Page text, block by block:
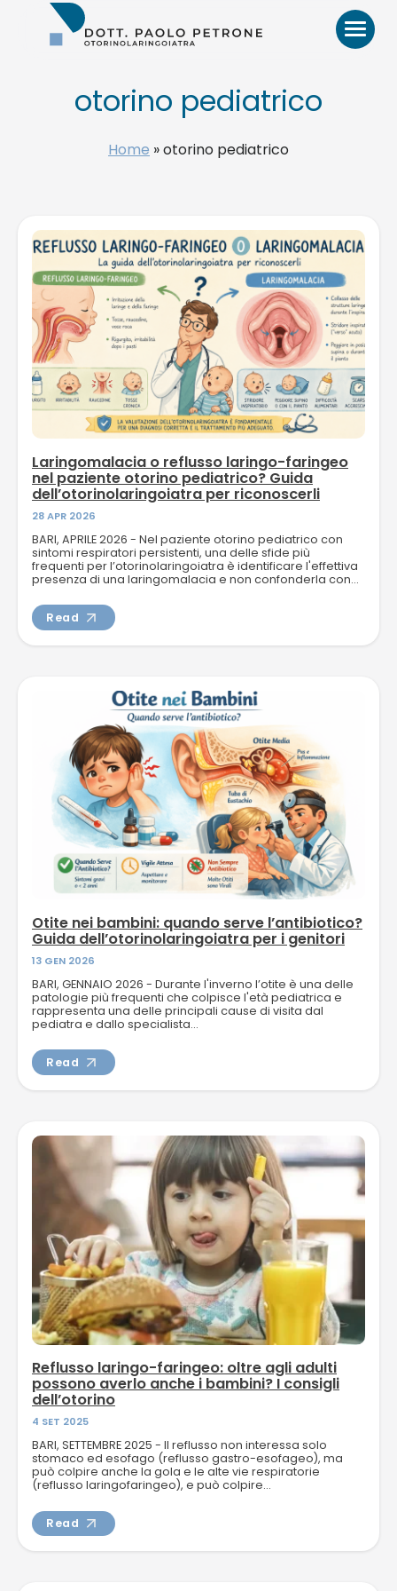
Otorino
Petrone,
HOME
VIDEO
RECENSIONI
PATOLOGIE E TRATTAMENTI
NEWS
TELEFONO E CONTATTI
otorino pediatrico
Home »otorino pediatrico
Laringomalacia o reflusso laringo-faringeo
nel paziente otorino pediatrico? Guida
dell’otorinolaringoiatra per riconoscerli
28 APR 2026
BARI, APRILE 2026 - Nel paziente otorino pediatrico con
sintomi respiratori persistenti, una delle sfide più
frequenti per l’otorinolaringoiatra è identificare l'effettiva
presenza di una laringomalacia e non confonderla con...
Read
Otite nei bambini: quando serve l’antibiotico?
Guida dell’otorinolaringoiatra per i genitori
13 GEN 2026
BARI, GENNAIO 2026 - Durante l'inverno l’otite è una delle
patologie più frequenti che colpisce l'età pediatrica e
rappresenta una delle principali cause di visita dal
pediatra e dallo specialista...
Read
Reflusso laringo-faringeo: oltre agli adulti
possono averlo anche i bambini? I consigli
dell’otorino
4 SET 2025
BARI, SETTEMBRE 2025 - Il reflusso non interessa solo
stomaco ed esofago (reflusso gastro-esofageo), ma
può colpire anche la gola e le alte vie respiratorie
(reflusso laringofaringeo), e può colpire...
Read